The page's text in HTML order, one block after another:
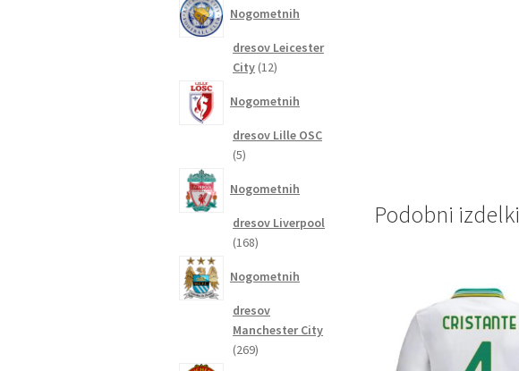
Podobni izdelki
Nogometnih
dresov Leicester
City 1212
Nogometnih
dresov Lille OSC
55
Nogometnih
dresov Liverpool
168168
Nogometnih
dresov
Manchester City
269269